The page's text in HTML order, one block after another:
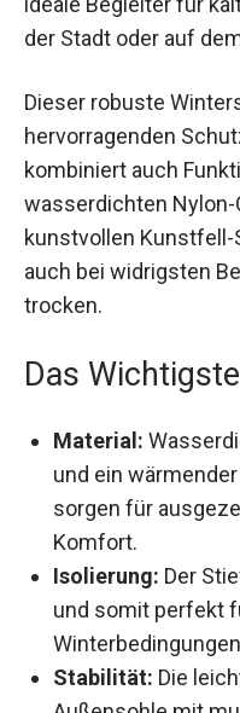
ob in der Stadt oder
hervorragenden
kombiniert auch
seinem
einem kunstvollen
die Füße auch bei
und trocken.
Das Wichtigste
und ein
sorgen für
Komfort.
Isolierung:
und somit perfekt
Stabilität:Die
Außensohle mit